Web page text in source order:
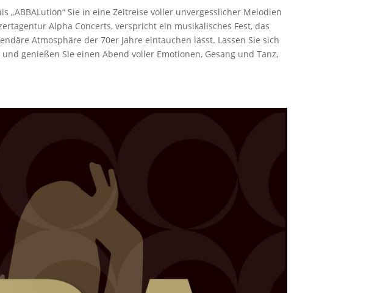
Sie in eine Zeitreise voller unvergesslicher Melodien
Alpha Concerts, verspricht ein musikalisches Fest, das
Atmosphäre der 70er Jahre eintauchen lässt. Lassen Sie sich
genießen Sie einen Abend voller Emotionen, Gesang und Tanz,